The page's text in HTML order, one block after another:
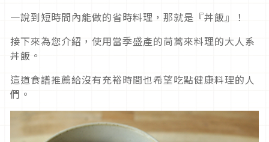
一說到短時間內能做的省時料理，那就是『丼飯』！
接下來為您介紹，使用當季盛產的茼蒿來料理的大人系
丼飯。
這道食譜推薦給沒有充裕時間也希望吃點健康料理的人
們。